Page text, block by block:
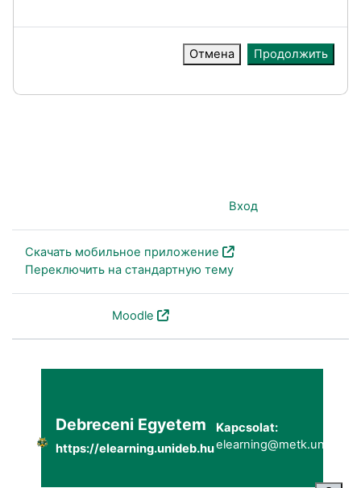
Отмена Продолжить
Вход
Скачать мобильное приложение
Переключить на стандартную тему
Moodle
Debreceni Egyetem
https://elearning.unideb.hu
Kapcsolat: